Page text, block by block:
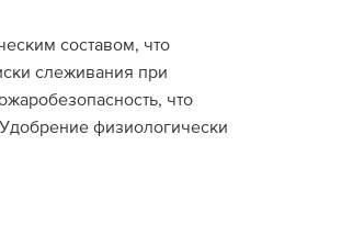
составом, что
слеживания при
что
физиологически